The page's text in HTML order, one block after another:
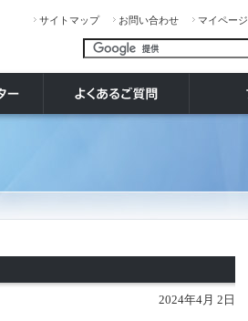
サイトマップ お問い合わせ マイページ
2024年4月 2日